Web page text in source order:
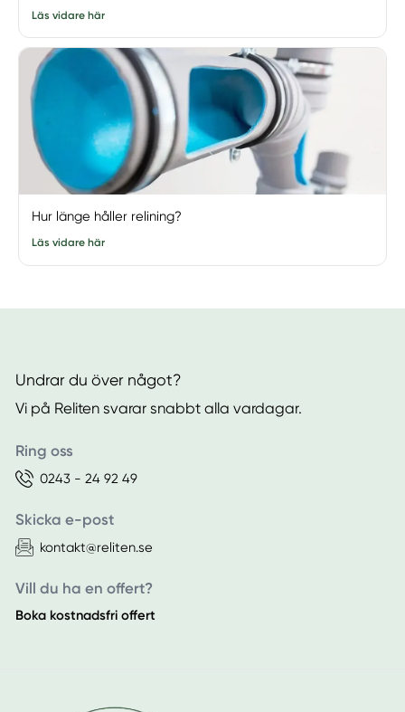
Läs vidare här
Hur länge håller relining?
Läs vidare här
Undrar du över något?
Vi på Reliten svarar snabbt alla vardagar.
Ring oss
0243 - 24 92 49
Skicka e-post
kontakt@reliten.se
Vill du ha en offert?
Boka kostnadsfri offert